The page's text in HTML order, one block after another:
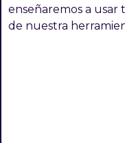
enseñaremos a usar
de nuestra